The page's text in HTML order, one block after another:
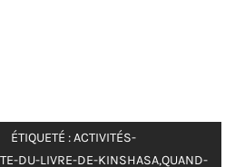
ÉTIQUETÉ :ACTIVITÉS-
DU-LIVRE-DE-KINSHASA,QUAND-